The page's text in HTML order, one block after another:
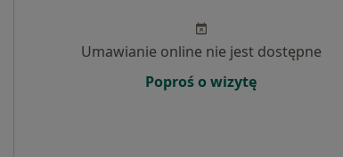
Umawianie online nie jest dostępne
Poproś o wizytę